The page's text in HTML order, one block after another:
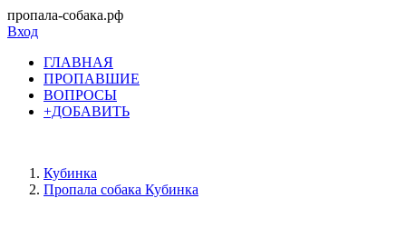
пропала-собака.рф
Вход
ГЛАВНАЯ
ПРОПАВШИЕ
ВОПРОСЫ
+ДОБАВИТЬ
Кубинка
Пропала собака Кубинка